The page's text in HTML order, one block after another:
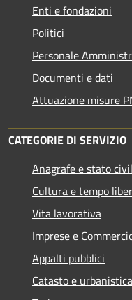
Enti e fondazioni
Politici
Personale
Documenti e dati
Attuazione misure
CATEGORIE DI SERVIZIO
Anagrafe e stato
Cultura e tempo
Vita lavorativa
Imprese e
Appalti pubblici
Catasto e urbanistica